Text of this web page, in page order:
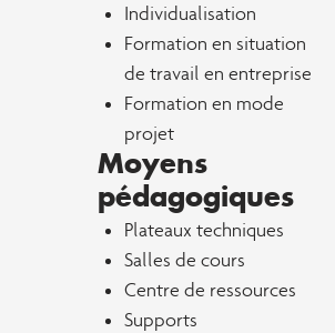
Individualisation
Formation en situation
de travail en entreprise
Formation en mode
projet
Moyens
pédagogiques
Plateaux techniques
Salles de cours
Centre de ressources
Supports